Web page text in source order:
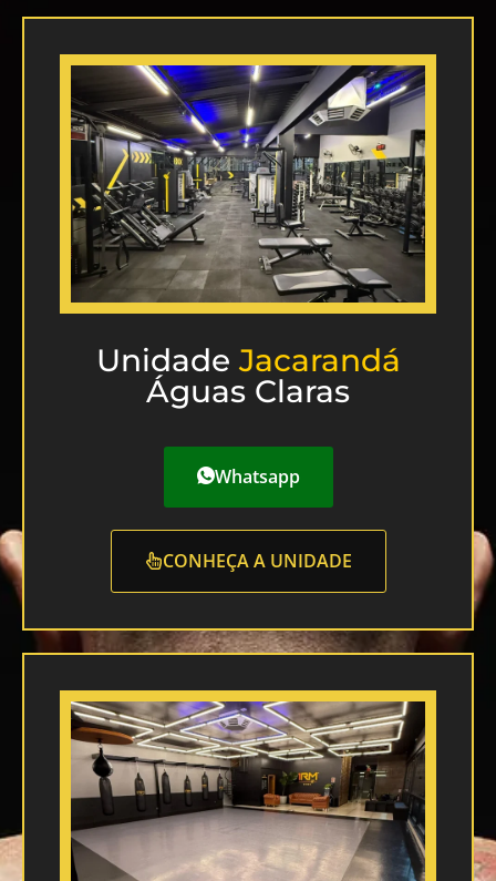
Unidade Jacarandá
Águas Claras
Whatsapp
CONHEÇA A UNIDADE